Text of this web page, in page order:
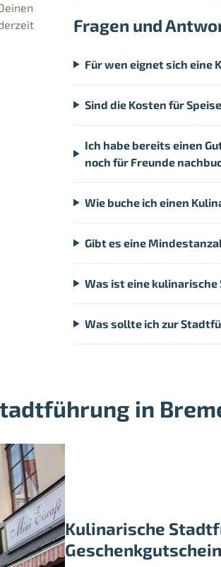
Fragen und
Für wen eignet sich eine
Sind die Kosten für
Ich habe bereits einen
noch für Freunde
Wie buche ich einen
Gibt es eine
Was ist eine
Was sollte ich zur
in
Kulinarische
Geschenkgutschein